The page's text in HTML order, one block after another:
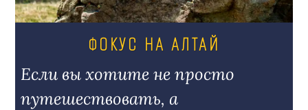
ФОКУС НА АЛТАЙ
Если вы хотите не просто
путешествовать, а